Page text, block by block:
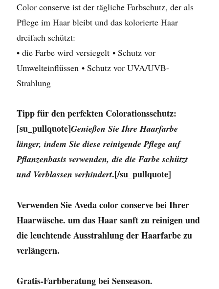
Color conserve ist der tägliche Farbschutz, der als
Pflege im Haar bleibt und das kolorierte Haar
dreifach schützt:
• die Farbe wird versiegelt • Schutz vor
Umwelteinflüssen • Schutz vor UVA/UVB-
Strahlung
Tipp für den perfekten Colorationsschutz:
[su_pullquote]Genießen Sie Ihre Haarfarbe
länger, indem Sie diese reinigende Pflege auf
Pflanzenbasis verwenden, die die Farbe schützt
und Verblassen verhindert.[/su_pullquote]
Verwenden SieAveda color conservebei Ihrer
Haarwäsche. um das Haar sanft zu reinigen und
die leuchtende Ausstrahlung der Haarfarbe zu
verlängern.
Gratis-Farbberatung bei Senseason.